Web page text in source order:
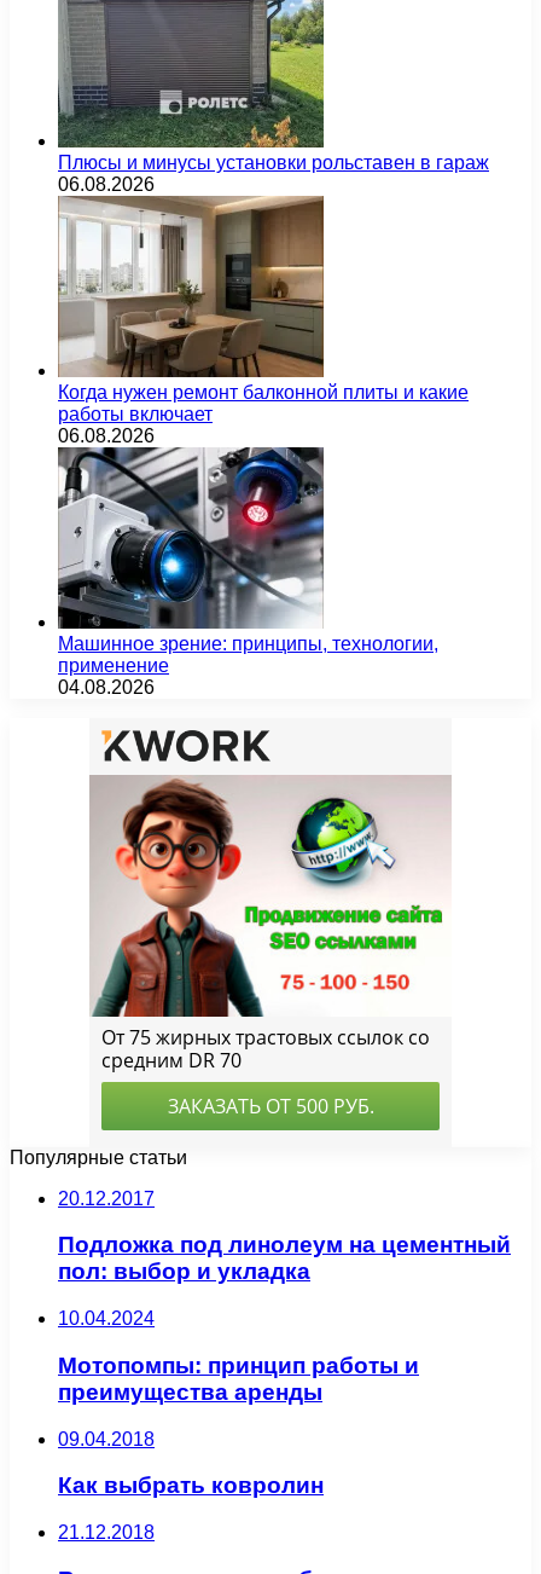
Плюсы и минусы установки рольставен в гараж
06.08.2026
Когда нужен ремонт балконной плиты и какие
работы включает
06.08.2026
Машинное зрение: принципы, технологии,
применение
04.08.2026
Популярные статьи
20.12.2017
Подложка под линолеум на цементный
пол: выбор и укладка
10.04.2024
Мотопомпы: принцип работы и
преимущества аренды
09.04.2018
Как выбрать ковролин
21.12.2018